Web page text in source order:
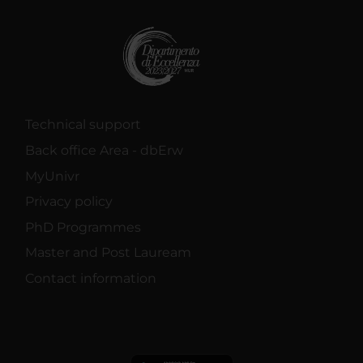
Technical support
Back office Area - dbErw
MyUnivr
Privacy policy
PhD Programmes
Master and Post Lauream
Contact information